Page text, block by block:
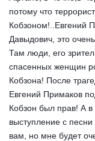
потому что
Кобзоном!..Евгений
Давыдович, это
Там люди, его
спасенных женщин
Кобзона! После
Евгений Примаков
Кобзон был прав! А
выступление с
вам, но мне будет